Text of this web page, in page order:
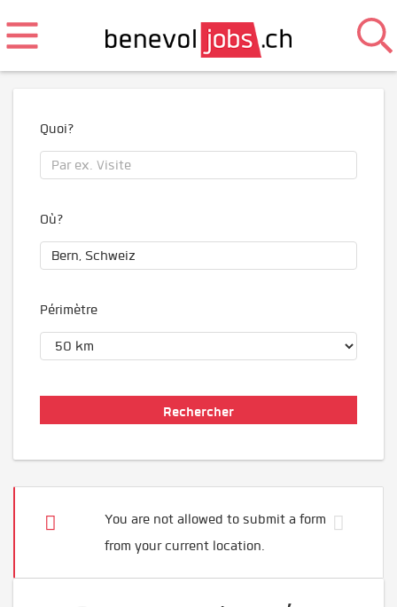
Quoi?
Où?
Périmètre
You are not allowed to submit a form
from your current location.